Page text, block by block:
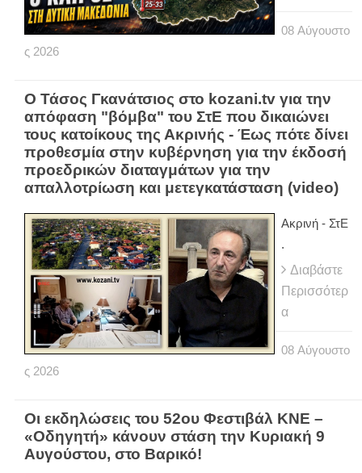
08 Αύγουστο
ς 2026
Ο Τάσος Γκανάτσιος στο kozani.tv για την
απόφαση "βόμβα" του ΣτΕ που δικαιώνει
τους κατοίκους της Ακρινής - Έως πότε δίνει
προθεσμία στην κυβέρνηση για την έκδοσή
προεδρικών διαταγμάτων για την
απαλλοτρίωση και μετεγκατάσταση (video)
Ακρινή - ΣτΕ
.
Διαβάστε
Περισσότερ
α
08 Αύγουστο
ς 2026
Οι εκδηλώσεις του 52ου Φεστιβάλ ΚΝΕ –
«Οδηγητή» κάνουν στάση την Κυριακή 9
Αυγούστου, στο Βαρικό!